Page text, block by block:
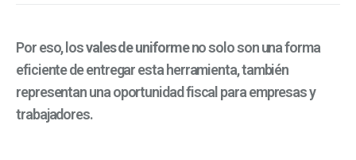
Por eso, losvales de uniformeno solo son una forma
eficiente de entregar esta herramienta, también
representan una oportunidad fiscal para empresas y
trabajadores.